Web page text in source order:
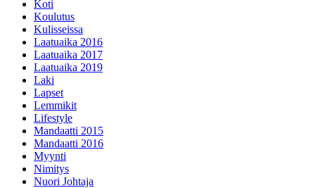
Koti
Koulutus
Kulisseissa
Laatuaika 2016
Laatuaika 2017
Laatuaika 2019
Laki
Lapset
Lemmikit
Lifestyle
Mandaatti 2015
Mandaatti 2016
Myynti
Nimitys
Nuori Johtaja